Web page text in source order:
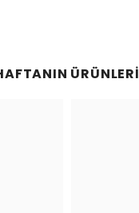
ÜRÜNLERI